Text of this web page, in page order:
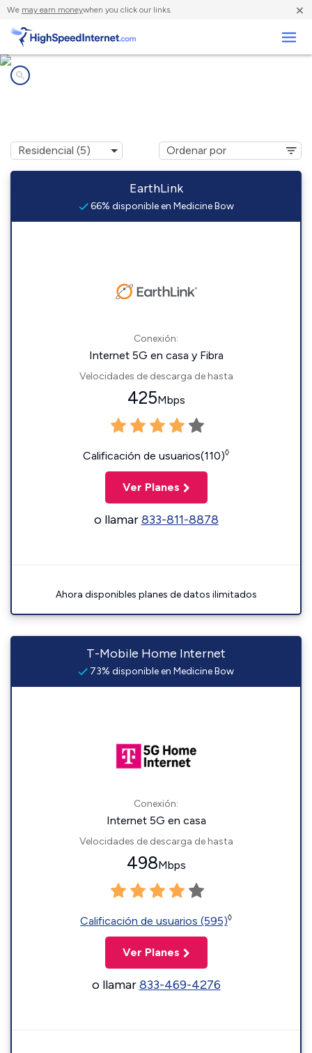
We may earn moneywhen you click our links. ×
EarthLink
66% disponible en Medicine Bow
Conexión:
Internet 5G en casa y Fibra
Velocidades de descarga de hasta
425Mbps
Calificación de usuarios(110)◊
Ver Planes
o llamar833-811-8878
Ahora disponibles planes de datos ilimitados
T-Mobile Home Internet
73% disponible en Medicine Bow
Conexión:
Internet 5G en casa
Velocidades de descarga de hasta
498Mbps
Calificación de usuarios (595)◊
Ver Planes
o llamar833-469-4276